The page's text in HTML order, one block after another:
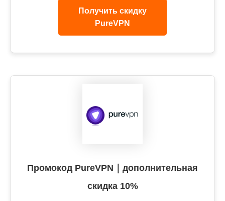
Получить скидку
PureVPN
Промокод PureVPN｜дополнительная
скидка 10%